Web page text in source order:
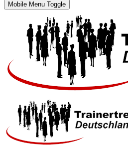
Mobile Menu Toggle